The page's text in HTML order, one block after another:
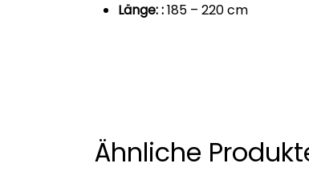
Länge: :185 – 220 cm
Ähnliche